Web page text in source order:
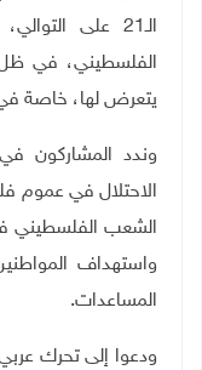
الـ21 على
الفلسطيني، في ظل
يتعرض لها، خاصة
وندد المشاركون في
الاحتلال في عموم
الشعب الفلسطيني
واستهداف
المساعدات.
ودعوا إلى تحرك